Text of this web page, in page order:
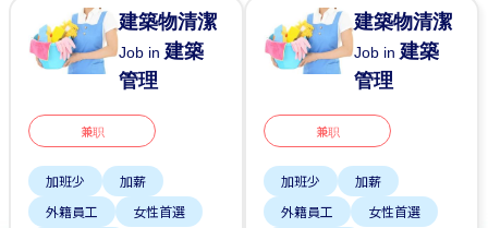
建築物清潔
Job in 建築
管理
兼职
加班少
加薪
外籍員工
女性首選
建築物清潔
Job in 建築
管理
兼职
加班少
加薪
外籍員工
女性首選